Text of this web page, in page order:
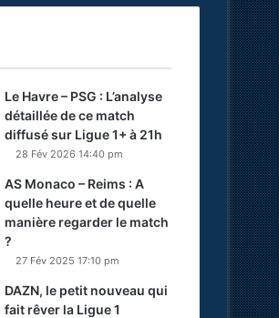
Le Havre – PSG : L’analyse
détaillée de ce match
diffusé sur Ligue 1+ à 21h
28 Fév 2026 14:40 pm
AS Monaco – Reims : A
quelle heure et de quelle
manière regarder le match
?
27 Fév 2025 17:10 pm
DAZN, le petit nouveau qui
fait rêver la Ligue 1